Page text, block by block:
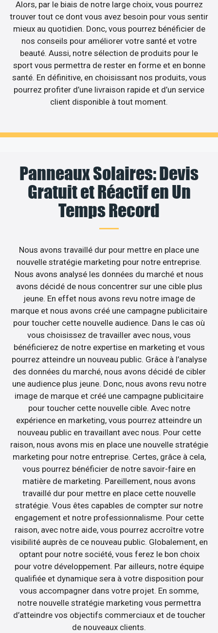
Alors, par le biais de notre large choix, vous pourrez
trouver tout ce dont vous avez besoin pour vous sentir
mieux au quotidien. Donc, vous pourrez bénéficier de
nos conseils pour améliorer votre santé et votre
beauté. Aussi, notre sélection de produits pour le
sport vous permettra de rester en forme et en bonne
santé. En définitive, en choisissant nos produits, vous
pourrez profiter d’une livraison rapide et d’un service
client disponible à tout moment.
Panneaux Solaires: Devis
Gratuit et Réactif en Un
Temps Record
Nous avons travaillé dur pour mettre en place une
nouvelle stratégie marketing pour notre entreprise.
Nous avons analysé les données du marché et nous
avons décidé de nous concentrer sur une cible plus
jeune. En effet nous avons revu notre image de
marque et nous avons créé une campagne publicitaire
pour toucher cette nouvelle audience. Dans le cas où
vous choisissez de travailler avec nous, vous
bénéficierez de notre expertise en marketing et vous
pourrez atteindre un nouveau public. Grâce à l’analyse
des données du marché, nous avons décidé de cibler
une audience plus jeune. Donc, nous avons revu notre
image de marque et créé une campagne publicitaire
pour toucher cette nouvelle cible. Avec notre
expérience en marketing, vous pourrez atteindre un
nouveau public en travaillant avec nous. Pour cette
raison, nous avons mis en place une nouvelle stratégie
marketing pour notre entreprise. Certes, grâce à cela,
vous pourrez bénéficier de notre savoir-faire en
matière de marketing. Pareillement, nous avons
travaillé dur pour mettre en place cette nouvelle
stratégie. Vous êtes capables de compter sur notre
engagement et notre professionnalisme. Pour cette
raison, avec notre aide, vous pourrez accroître votre
visibilité auprès de ce nouveau public. Globalement, en
optant pour notre société, vous ferez le bon choix
pour votre développement. Par ailleurs, notre équipe
qualifiée et dynamique sera à votre disposition pour
vous accompagner dans votre projet. En somme,
notre nouvelle stratégie marketing vous permettra
d’atteindre vos objectifs commerciaux et de toucher
de nouveaux clients.